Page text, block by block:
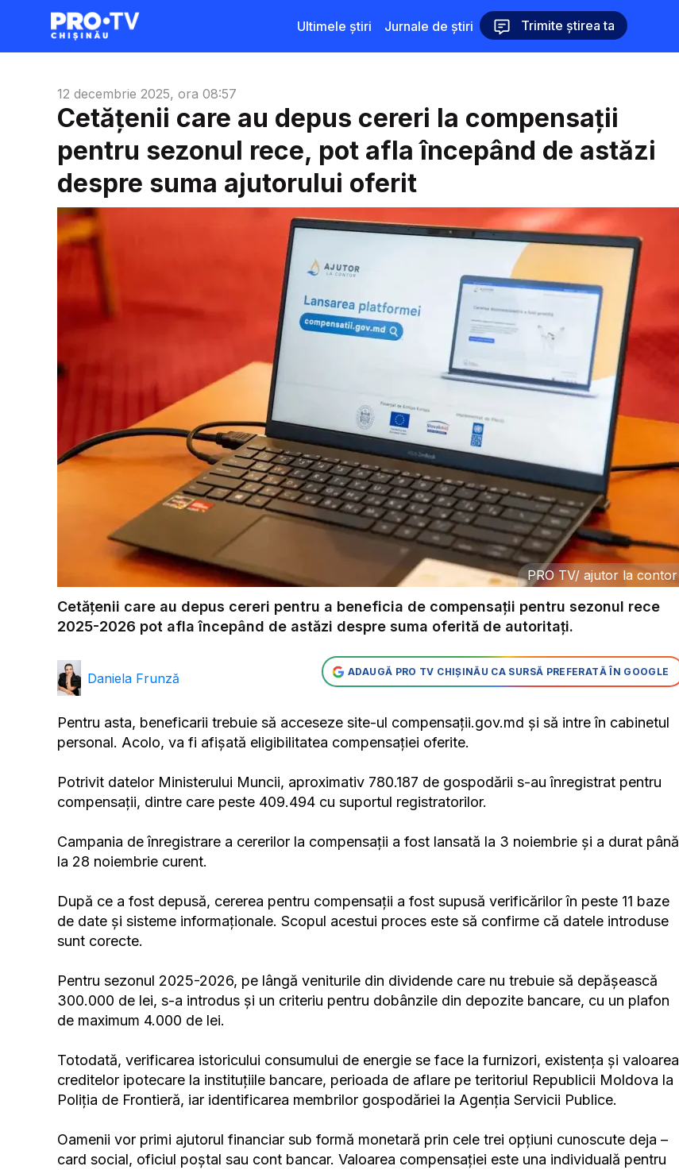
Ultimele știri Jurnale de știri Trimite știrea ta
12 decembrie 2025, ora 08:57
Cetățenii care au depus cereri la compensații
pentru sezonul rece, pot afla începând de astăzi
despre suma ajutorului oferit
PRO TV/ ajutor la contor
Cetățenii care au depus cereri pentru a beneficia de compensații pentru sezonul rece
2025-2026 pot afla începând de astăzi despre suma oferită de autoritați.
Daniela Frunză ADAUGĂ PRO TV CHIȘINĂU CA SURSĂ PREFERATĂ ÎN GOOGLE
Pentru asta, beneficarii trebuie să acceseze site-ul compensații.gov.md și să intre în cabinetul
personal. Acolo, va fi afișată eligibilitatea compensației oferite.
Potrivit datelor Ministerului Muncii, aproximativ 780.187 de gospodării s-au înregistrat pentru
compensații, dintre care peste 409.494 cu suportul registratorilor.
Campania de înregistrare a cererilor la compensații a fost lansată la 3 noiembrie și a durat până
la 28 noiembrie curent.
După ce a fost depusă, cererea pentru compensații a fost supusă verificărilor în peste 11 baze
de date și sisteme informaționale. Scopul acestui proces este să confirme că datele introduse
sunt corecte.
Pentru sezonul 2025-2026, pe lângă veniturile din dividende care nu trebuie să depășească
300.000 de lei, s-a introdus și un criteriu pentru dobânzile din depozite bancare, cu un plafon
de maximum 4.000 de lei.
Totodată, verificarea istoricului consumului de energie se face la furnizori, existența și valoarea
creditelor ipotecare la instituțiile bancare, perioada de aflare pe teritoriul Republicii Moldova la
Poliția de Frontieră, iar identificarea membrilor gospodăriei la Agenția Servicii Publice.
Oamenii vor primi ajutorul financiar sub formă monetară prin cele trei opțiuni cunoscute deja –
card social, oficiul poștal sau cont bancar. Valoarea compensației este una individuală pentru